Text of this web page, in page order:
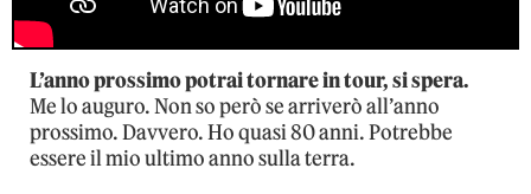
L’anno prossimo potrai tornare in tour, si spera.
Me lo auguro. Non so però se arriverò all’anno
prossimo. Davvero. Ho quasi 80 anni. Potrebbe
essere il mio ultimo anno sulla terra.